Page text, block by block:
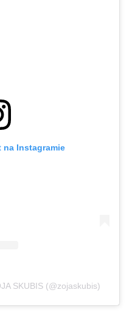
Instagramie
SKUBIS (@zojaskubis)